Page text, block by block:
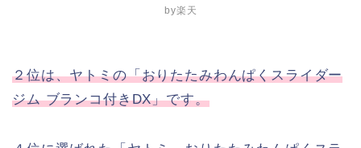
by楽天
２位は、ヤトミの「おりたたみわんぱくスライダー
ジム ブランコ付きDX」です。